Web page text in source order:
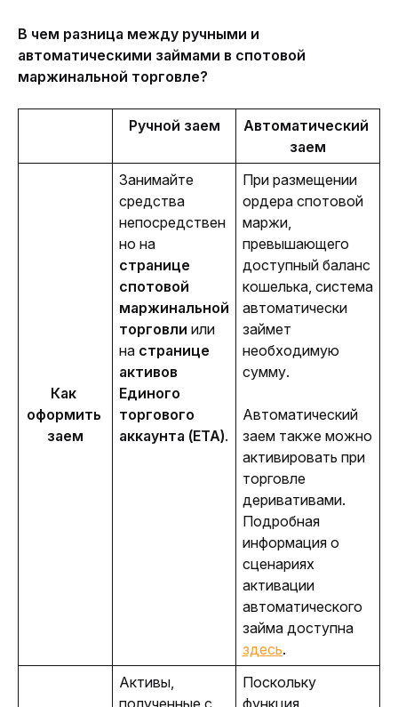
В чем разница между ручными и
автоматическими займами в спотовой
маржинальной торговле?
Ручной заем
Автоматический
заем
Как
оформить
заем
Занимайте
средства
непосредствен
но на
странице
спотовой
маржинальной
торговли или
на странице
активов
Единого
торгового
аккаунта (ЕТА).
При размещении
ордера спотовой
маржи,
превышающего
доступный баланс
кошелька, система
автоматически
займет
необходимую
сумму.
Автоматический
заем также можно
активировать при
торговле
деривативами.
Подробная
информация о
сценариях
активации
автоматического
займа доступна
здесь.
Активы,
полученные с
Поскольку
функция